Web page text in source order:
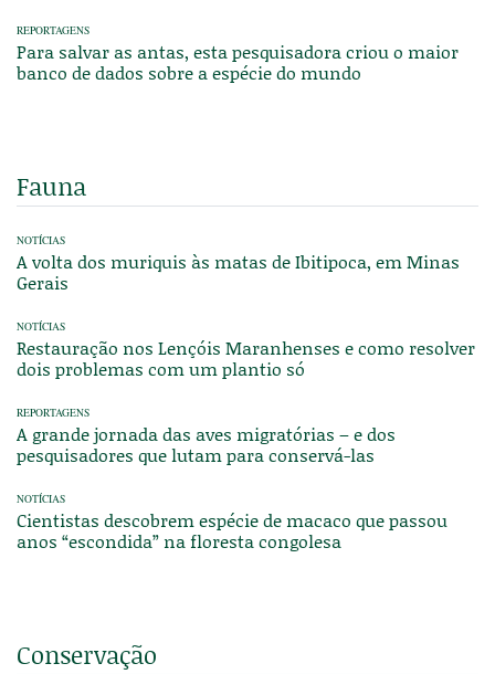
REPORTAGENS
Para salvar as antas, esta pesquisadora criou o maior
banco de dados sobre a espécie do mundo
Fauna
NOTÍCIAS
A volta dos muriquis às matas de Ibitipoca, em Minas
Gerais
NOTÍCIAS
Restauração nos Lençóis Maranhenses e como resolver
dois problemas com um plantio só
REPORTAGENS
A grande jornada das aves migratórias – e dos
pesquisadores que lutam para conservá-las
NOTÍCIAS
Cientistas descobrem espécie de macaco que passou
anos “escondida” na floresta congolesa
Conservação